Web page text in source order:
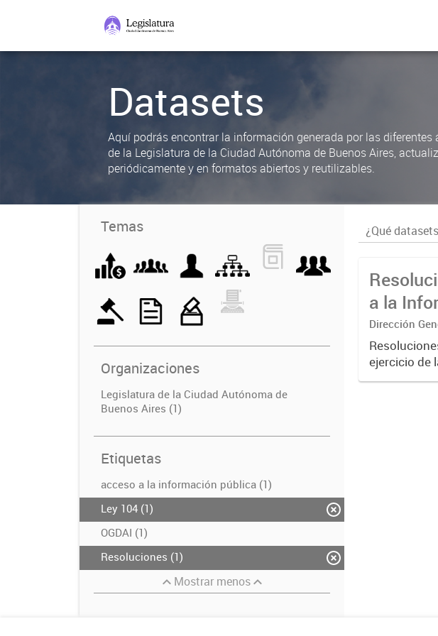
Datasets
Aquí podrás encontrar la información generada por las diferentes
de la Legislatura de la Ciudad Autónoma de Buenos Aires,
periódicamente y en formatos abiertos y reutilizables.
Temas
Organizaciones
Legislatura de la Ciudad Autónoma de
Buenos Aires (1)
Etiquetas
acceso a la información pública (1)
Ley 104 (1)
OGDAI (1)
Resoluciones (1)
Mostrar menos
a la
Dirección
Institucional
ejercicio de
35 de la